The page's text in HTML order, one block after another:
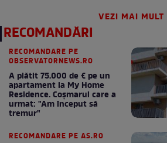
VEZI MAI MULT
RECOMANDĂRI
RECOMANDARE PE
OBSERVATORNEWS.RO
A plătit 75.000 de € pe un
apartament la My Home
Residence. Coşmarul care a
urmat: "Am început să
tremur"
RECOMANDARE PE AS.RO